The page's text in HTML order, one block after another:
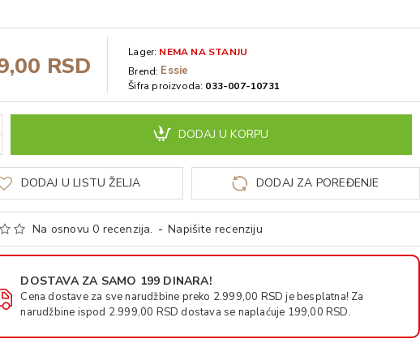
Na osnovu 0 recenzija. - Napišite recenziju
RSD Lager: NEMA NA STANJU
Brend: Essie
Šifra proizvoda: 033-007-10731
DODAJ U KORPU
DODAJ U LISTU ŽELJA DODAJ ZA POREĐENJE
DOSTAVA ZA SAMO 199 DINARA!
Cena dostave za sve narudžbine preko 2.999,00 RSD je besplatna! Za
narudžbine ispod 2.999,00 RSD dostava se naplaćuje 199,00 RSD.